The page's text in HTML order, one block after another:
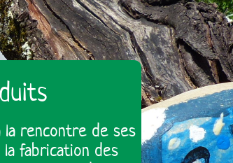
la rencontre de ses
fabrication des